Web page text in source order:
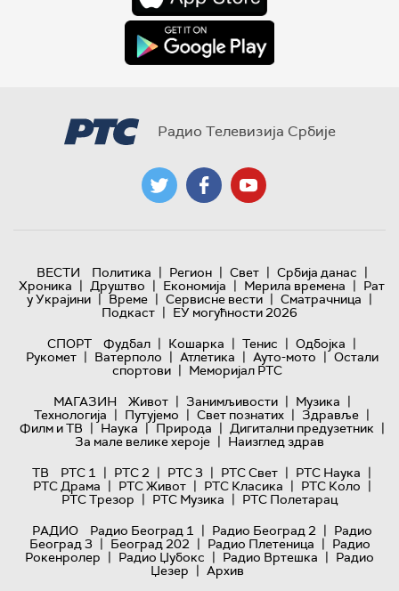
Радио Телевизија Србије
ВЕСТИ Политика | Регион | Свет | Србија данас |
Хроника | Друштво | Економија | Мерила времена | Рат
у Украјини | Време | Сервисне вести | Сматрачница |
Подкаст | ЕУ могућности 2026
СПОРТ
Фудбал | Кошарка | Тенис | Одбојка |
Рукомет | Ватерполо | Атлетика | Ауто-мото | Остали
спортови | Меморијал РТС
МАГАЗИН
Живот | Занимљивости | Музика |
Технологијa | Путујемо | Свет познатих | Здравље |
Филм и ТВ | Наука | Природа | Дигитални предузетник |
За мале велике хероје | Наизглед здрав
ТВ
РТС 1 | РТС 2 | РТС 3 | РТС Свет | РТС Наука |
РТС Драма | РТС Живот | РТС Класика | РТС Коло |
РТС Трезор | РТС Музика | РТС Полетарац
РАДИО
Радио Београд 1 | Радио Београд 2 | Радио
Београд 3 | Београд 202 | Радио Плетеница | Радио
Рокенролер | Радио Џубокс | Радио Вртешка | Радио
Џезер | Архив